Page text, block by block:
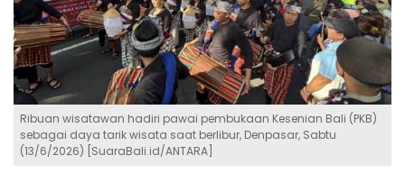
Ribuan wisatawan hadiri pawai pembukaan Kesenian Bali (PKB)
sebagai daya tarik wisata saat berlibur, Denpasar, Sabtu
(13/6/2026) [SuaraBali.id/ANTARA]